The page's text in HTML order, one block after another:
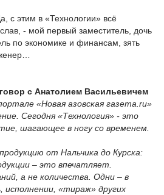
с этим в «Технологии» всё
- мой первый заместитель, дочь
по экономике и финансам, зять
с Анатолием Васильевичем
«Новая азовская газета.ru»
Сегодня «Технология» - это
шагающее в ногу со временем.
от Нальчика до Курска:
– это впечатляет.
а не количества. Одни – в
«тираж» других